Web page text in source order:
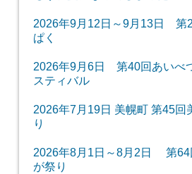
2026年9月12日～9月13日 第
ぱく
2026年9月6日 第40回あいべ
スティバル
2026年7月19日 美幌町 第45回
り
2026年8月1日～8月2日 第64
が祭り